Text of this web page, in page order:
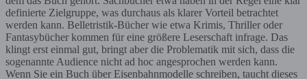
definierte Zielgruppe, was durchaus als klarer Vorteil betrachtet
werden kann. Belletristik-Bücher wie etwa Krimis, Thriller oder
Fantasybücher kommen für eine größere Leserschaft infrage. Das
klingt erst einmal gut, bringt aber die Problematik mit sich, dass die
sogenannte Audience nicht ad hoc angesprochen werden kann.
Wenn Sie ein Buch über Eisenbahnmodelle schreiben, taucht dieses